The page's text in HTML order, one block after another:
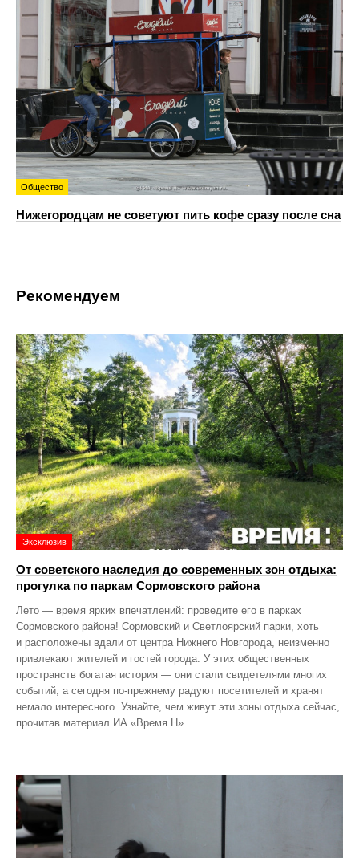
Общество
Нижегородцам не советуют пить кофе сразу после сна
Рекомендуем
Эксклюзив
От советского наследия до современных зон отдыха:
прогулка по паркам Сормовского района
Лето — время ярких впечатлений: проведите его в парках
Сормовского района! Сормовский и Светлоярский парки, хоть
и расположены вдали от центра Нижнего Новгорода, неизменно
привлекают жителей и гостей города. У этих общественных
пространств богатая история — они стали свидетелями многих
событий, а сегодня по‑прежнему радуют посетителей и хранят
немало интересного. Узнайте, чем живут эти зоны отдыха сейчас,
прочитав материал ИА «Время Н».